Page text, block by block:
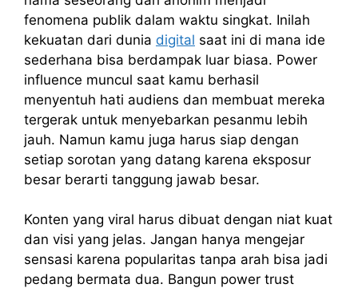
fenomena publik dalam waktu singkat. Inilah
kekuatan dari dunia digital saat ini di mana ide
sederhana bisa berdampak luar biasa. Power
influence muncul saat kamu berhasil
menyentuh hati audiens dan membuat mereka
tergerak untuk menyebarkan pesanmu lebih
jauh. Namun kamu juga harus siap dengan
setiap sorotan yang datang karena eksposur
besar berarti tanggung jawab besar.
Konten yang viral harus dibuat dengan niat kuat
dan visi yang jelas. Jangan hanya mengejar
sensasi karena popularitas tanpa arah bisa jadi
pedang bermata dua. Bangun power trust